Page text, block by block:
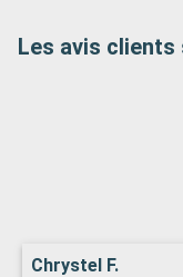
Les avis
Chrystel F.